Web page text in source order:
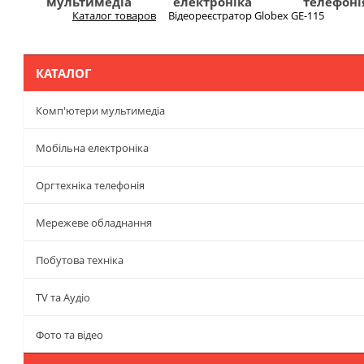
Каталог товаров Відеореєстратор Globex GE-115
КАТАЛОГ
Комп'ютери мультимедіа
Мобільна електроніка
Оргтехніка телефонія
Мережеве обладнання
Побутова техніка
TV та Аудіо
Фото та відео